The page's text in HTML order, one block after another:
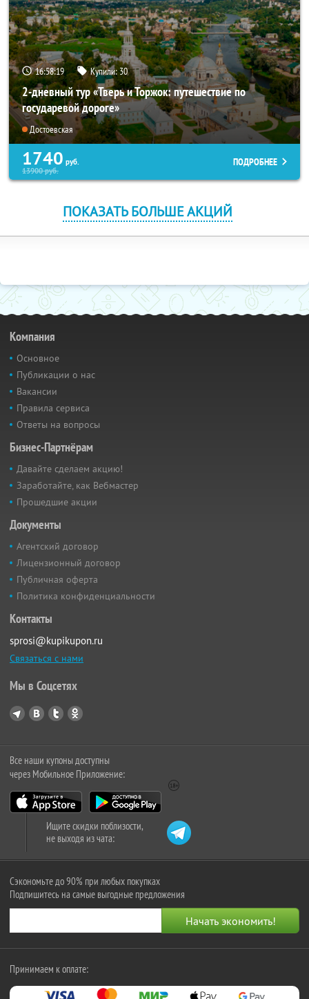
16:58:19 Купили:30
2-дневный тур «Тверь и Торжок: путешествие по
государевой дороге»
Достоевская
1740 руб.
13900руб.
ПОДРОБНЕЕ
ПОКАЗАТЬ БОЛЬШЕ АКЦИЙ
Компания
Основное
Публикации о нас
Вакансии
Правила сервиса
Ответы на вопросы
Бизнес-Партнёрам
Давайте сделаем акцию!
Заработайте, как Вебмастер
Прошедшие акции
Документы
Агентский договор
Лицензионный договор
Публичная оферта
Политика конфиденциальности
Контакты
sprosi@kupikupon.ru
Связаться с нами
Мы в Соцсетях
Все наши купоны доступны
через Мобильное Приложение:
Ищите скидки поблизости,
не выходя из чата:
Сэкономьте до 90% при любых покупках
Подпишитесь на самые выгодные предложения
Принимаем к оплате: